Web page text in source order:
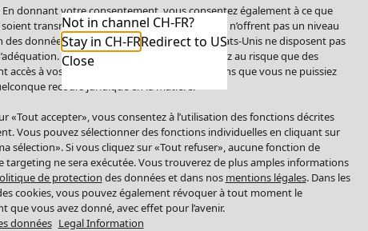
Not in channel CH-FR?
Stay in CH-FRRedirect to US
Close
En donnant votre consentement, vous consentez également à ce que
transmises aux États-Unis. Les États-Unis n’offrent pas un niveau
données comparable à celui de l’UE. Les États-Unis ne disposent pas
Par conséquent, vous vous exposez au risque que des
accès à vos données à caractère personnel sans que vous ne puissiez
recours juridique en la matière.
«Tout accepter», vous consentez à l’utilisation des fonctions décrites
Vous pouvez sélectionner des fonctions individuelles en cliquant sur
sélection». Si vous cliquez sur «Tout refuser», aucune fonction de
targeting ne sera exécutée. Vous trouverez de plus amples informations
de protection des données et dans nos mentions légales. Dans les
cookies, vous pouvez également révoquer à tout moment le
que vous avez donné, avec effet pour l’avenir.
données Legal Information